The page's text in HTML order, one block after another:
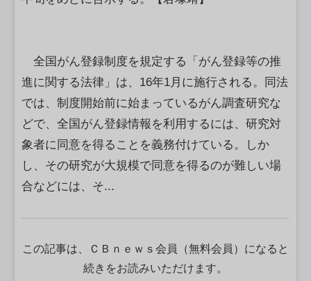
全国がん登録制度を規定する「がん登録等の推
進に関する法律」は、16年1月に施行される。同法
では、制度開始前に始まっているがん調査研究な
どで、全国がん登録情報を利用するには、研究対
象者に同意を得ることを義務付けている。しか
し、その研究が大規模で同意を得るのが難しい場
合などには、そ...
この記事は、ＣＢｎｅｗｓ会員（無料会員）になると
続きをお読みいただけます。